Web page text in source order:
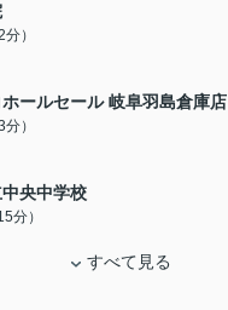
）
ールセール 岐阜羽島倉庫店
）
央中学校
分）
すべて見る